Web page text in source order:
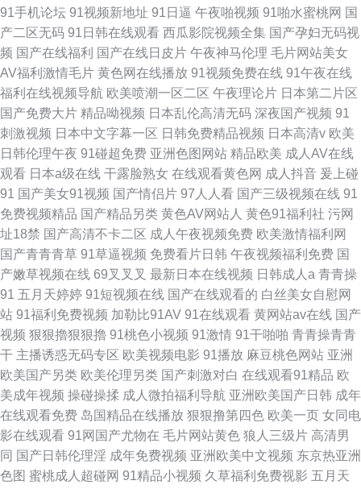
91手机论坛 91视频新地址 91日逼 午夜啪视频 91啪水蜜桃网 国
产二区无码 91日韩在线观看 西瓜影院视频全集 国产孕妇无码视
频 国产在线福利 国产在线日皮片 午夜神马伦理 毛片网站美女
AV福利激情毛片 黄色网在线播放 91视频免费在线 91午夜在线
福利在线视频导航 欧美喷潮一区二区 午夜理论片 日本第二片区
国产免费大片 精品呦视频 日本乱伦高清无码 深夜国产视频 91
刺激视频 日本中文字幕一区 日韩免费精品视频 日本高清v 欧美
日韩伦理午夜 91碰超免费 亚洲色图网站 精品欧美 成人AV在线
观看 日本a级在线 干露脸熟女 在线观看黄色网 成人抖音 爰上碰
91 国产美女91视频 国产情侣片 97人人看 国产三级视频在线 91
免费视频精品 国产精品另类 黄色AV网站人 黄色91福利社 污网
址18禁 国产高清不卡二区 成人午夜视频免费 欧美激情福利网
国产青青青草 91草逼视频 免费看片日韩 午夜视频福利免费 国
产嫩草视频在线 69叉叉叉 最新日本在线视频 日韩成人a 青青操
91 五月天婷婷 91短视频在线 国产在线观看的 白丝美女自慰网
站 91福利免费视频 加勒比91AV 91在线观看 黄网站av在线 国产
视频 狠狠擼狠狠擼 91桃色小视频 91激情 91干啪啪 青青操青青
干 主播诱惑无码专区 欧美视频电影 91播放 麻豆桃色网站 亚洲
欧美国产另类 欧美伦理另类 国产刺激对白 在线观看91精品 欧
美成年视频 操碰操揉 成人微拍福利导航 亚洲欧美国产日韩 成年
在线观看免费 岛国精品在线播放 狠狠撸第四色 欧美一页 女同电
影在线观看 91网国产尤物在 毛片网站黄色 狼人三级片 高清男
同 国产日韩伦理淫 成年免费视频 亚洲欧美中文视频 东京热亚洲
色图 蜜桃成人超碰网 91精品小视频 久草福利免费视影 五月天